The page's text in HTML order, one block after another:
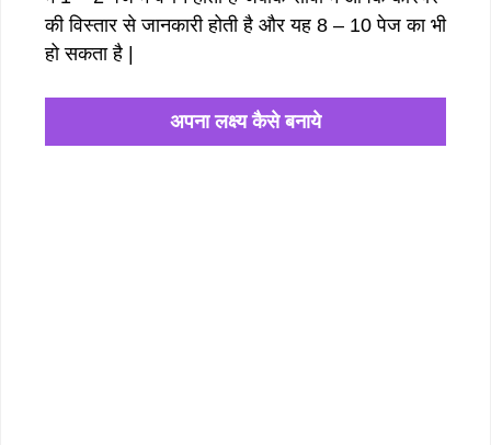
की विस्तार से जानकारी होती है और यह 8 – 10 पेज का भी
हो सकता है |
अपना लक्ष्य कैसे बनाये